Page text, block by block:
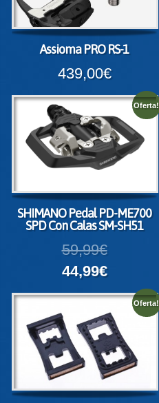
Assioma PRO RS-1
439,00€
Oferta!
SHIMANO Pedal PD-ME700
SPD Con Calas SM-SH51
59,99€
44,99€
Oferta!